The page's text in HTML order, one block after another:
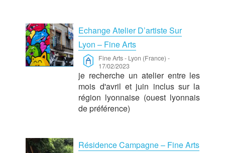
Echange Atelier D’artiste Sur
Lyon – Fine Arts
Fine Arts- Lyon (France) -
17/02/2023
je recherche un atelier entre les
mois d'avril et juin inclus sur la
région lyonnaise (ouest lyonnais
de préférence)
Résidence Campagne – Fine Arts